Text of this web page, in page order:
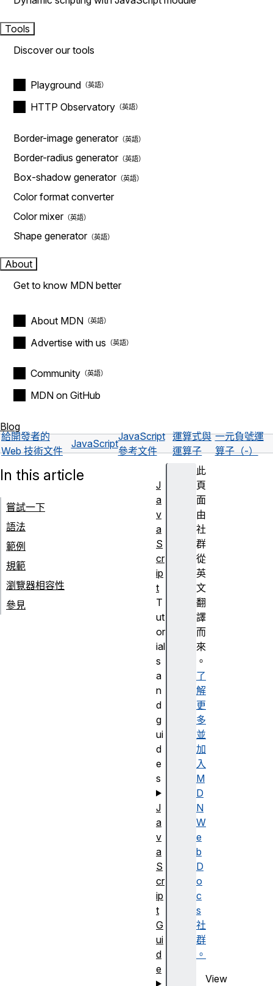
Tools
Discover our tools
Playground
HTTP Observatory
Border-image generator
Border-radius generator
Box-shadow generator
Color format converter
Color mixer
Shape generator
About
Get to know MDN better
About MDN
Advertise with us
Community
MDN on GitHub
Blog
給開發者的
Web 技術文件
JavaScript
JavaScript
參考文件
運算式與
運算子
一元負號運
算子（-）
此
頁
面
由
社
群
從
英
文
翻
譯
而
來
。
了
解
更
多
並
加
入
M
D
N
W
e
b
D
o
c
s
社
群
。
View
In this article
嘗試一下
語法
範例
規範
瀏覽器相容性
參見
J
a
v
a
S
cr
ip
t
T
ut
or
ial
s
a
n
d
g
ui
d
e
s
J
a
v
a
S
cr
ip
t
G
ui
d
e